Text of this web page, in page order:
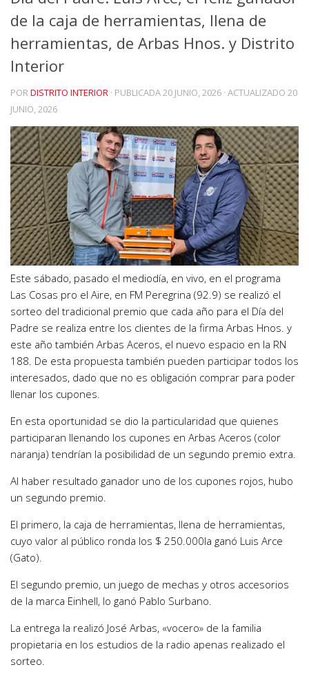
de la caja de herramientas, llena de
herramientas, de Arbas Hnos. y Distrito
Interior
PORDISTRITO INTERIOR · PUBLICADA20 JUNIO, 2026 · ACTUALIZADO 20
JUNIO, 2026
Este sábado, pasado el mediodía, en vivo, en el programa
Las Cosas pro el Aire, en FM Peregrina (92.9) se realizó el
sorteo del tradicional premio que cada año para el Día del
Padre se realiza entre los clientes de la firma Arbas Hnos. y
este año también Arbas Aceros, el nuevo espacio en la RN
188. De esta propuesta también pueden participar todos los
interesados, dado que no es obligación comprar para poder
llenar los cupones.
En esta oportunidad se dio la particularidad que quienes
participaran llenando los cupones en Arbas Aceros (color
naranja) tendrían la posibilidad de un segundo premio extra.
Al haber resultado ganador uno de los cupones rojos, hubo
un segundo premio.
El primero, la caja de herramientas, llena de herramientas,
cuyo valor al público ronda los $ 250.000la ganó Luis Arce
(Gato).
El segundo premio, un juego de mechas y otros accesorios
de la marca Einhell, lo ganó Pablo Surbano.
La entrega la realizó José Arbas, «vocero» de la familia
propietaria en los estudios de la radio apenas realizado el
sorteo.